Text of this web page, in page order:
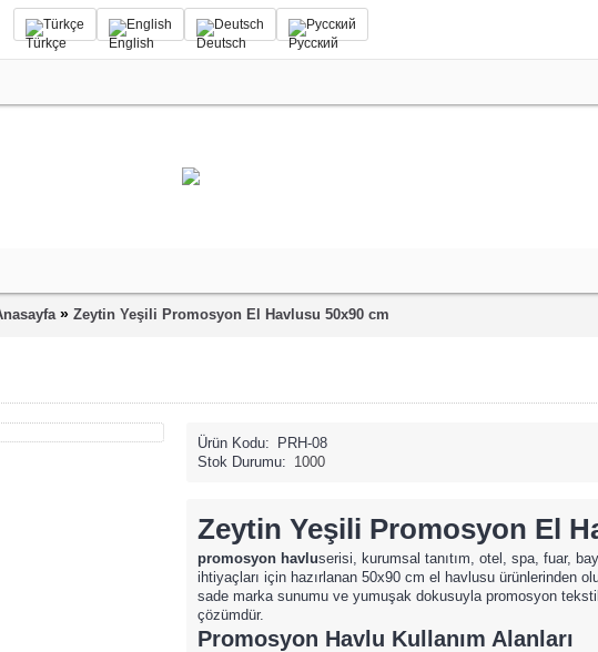
Türkçe English Deutsch Русский
» Zeytin Yeşili Promosyon El Havlusu 50x90 cm
Ürün Kodu: PRH-08
Stok Durumu: 1000
Zeytin Yeşili Promosyon El
promosyon havluserisi, kurumsal tanıtım, otel, spa, fuar,
ihtiyaçları için hazırlanan 50x90 cm el havlusu ürünlerinden
sade marka sunumu ve yumuşak dokusuyla promosyon
çözümdür.
Promosyon Havlu Kullanım Alanları